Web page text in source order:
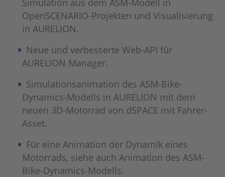
OpenSCENARIO-Projekten und Visualisierung
in AURELION.
Neue und verbesserte Web-API für
AURELION Manager.
Simulationsanimation des ASM-Bike-
Dynamics-Modells in AURELION mit dem
neuen 3D-Motorrad von dSPACE mit Fahrer-
Asset.
Für eine Animation der Dynamik eines
Motorrads, siehe auch Animation des ASM-
Bike-Dynamics-Modells.